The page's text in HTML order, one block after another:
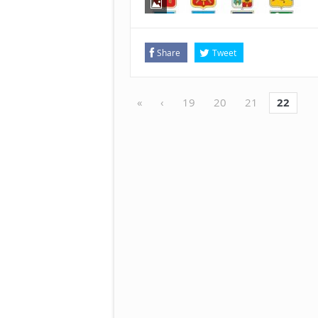
Share Tweet
« ‹ 19 20 21 22